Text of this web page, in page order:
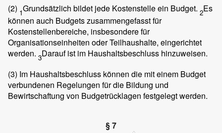
(2) 1Grundsätzlich bildet jede Kostenstelle ein Budget. 2Es
können auch Budgets zusammengefasst für
Kostenstellenbereiche, insbesondere für
Organisationseinheiten oder Teilhaushalte, eingerichtet
werden. 3Darauf ist im Haushaltsbeschluss hinzuweisen.
(3) Im Haushaltsbeschluss können die mit einem Budget
verbundenen Regelungen für die Bildung und
Bewirtschaftung von Budgetrücklagen festgelegt werden.
§ 7